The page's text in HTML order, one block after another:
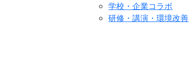
学校・企業コラボ
研修・講演・環境改善